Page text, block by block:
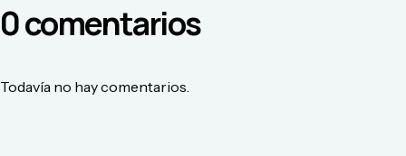
0comentarios
Todavía no hay comentarios.